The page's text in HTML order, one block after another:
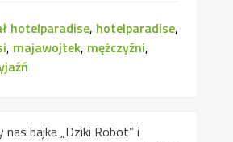
hotelparadise, hotelparadise,
, majawojtek, mężczyźni,
nas bajka „Dziki Robot” i